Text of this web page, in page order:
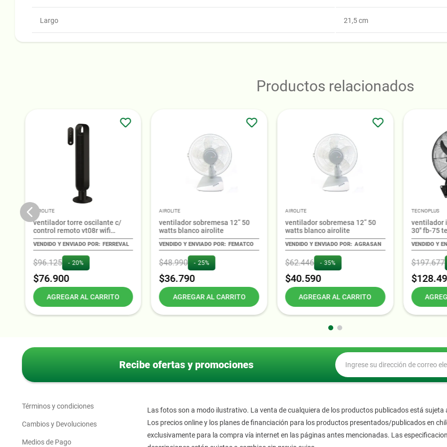
Largo 21,5 cm
Productos relacionados
AIROLITE
ventilador torre oscilante c/
control remoto vt08r wifi
airolite
FERREVAL
$96.125 20%
$76.900
AGREGAR AL CARRITO
AIROLITE
ventilador sobremesa 12” 50
watts blanco airolite
FEMATCO
$48.990 25%
$36.790
AGREGAR AL CARRITO
AIROLITE
ventilador sobremesa 12” 50
watts blanco airolite
AGRASAN
$62.446 35%
$40.590
AGREGAR AL CARRITO
TECNOPLUS
ventilador
30'' fb-75
$197.677
$128.
Recibe ofertas y promociones
Términos y condiciones
Cambios y Devoluciones
Medios de Pago
Las fotos son a modo ilustrativo. La venta de cualquiera de los productos publicados está sujeta
Los precios online y los planes de financiación para los productos presentados/publicados en
exclusivamente para la compra vía internet en las páginas antes mencionadas. Las